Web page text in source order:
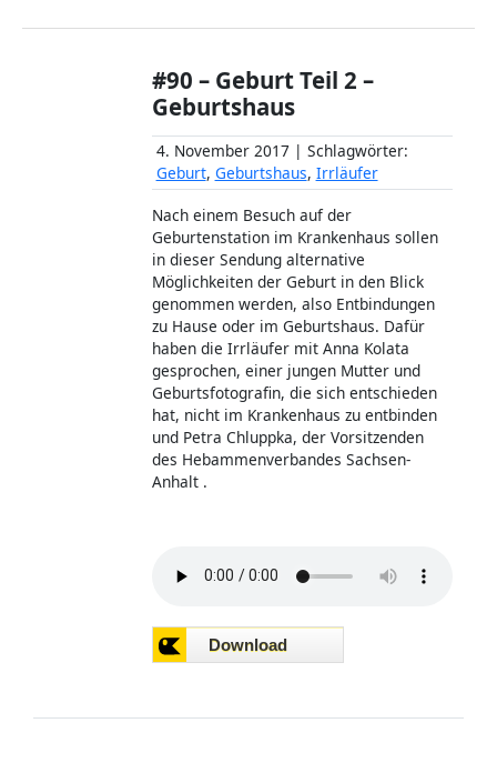
#90 – Geburt Teil 2 –
Geburtshaus
4. November 2017 | Schlagwörter:
Geburt, Geburtshaus, Irrläufer
Nach einem Besuch auf der
Geburtenstation im Krankenhaus sollen
in dieser Sendung alternative
Möglichkeiten der Geburt in den Blick
genommen werden, also Entbindungen
zu Hause oder im Geburtshaus. Dafür
haben die Irrläufer mit Anna Kolata
gesprochen, einer jungen Mutter und
Geburtsfotografin, die sich entschieden
hat, nicht im Krankenhaus zu entbinden
und Petra Chluppka, der Vorsitzenden
des Hebammenverbandes Sachsen-
Anhalt .